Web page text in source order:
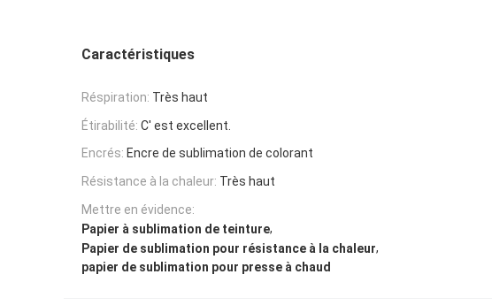
Caractéristiques
Réspiration: Très haut
Étirabilité: C' est excellent.
Encrés: Encre de sublimation de colorant
Résistance à la chaleur: Très haut
Mettre en évidence:
Papier à sublimation de teinture,
Papier de sublimation pour résistance à la chaleur,
papier de sublimation pour presse à chaud